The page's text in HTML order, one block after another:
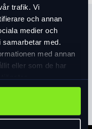
trafik. Vi
och annan
medier och
med.
med annan
eller som de har
När allt fungerar
under dig. Vi tog bort
responsiv. Den är
men tillräckligt
stötdämparinställning
självförtroende